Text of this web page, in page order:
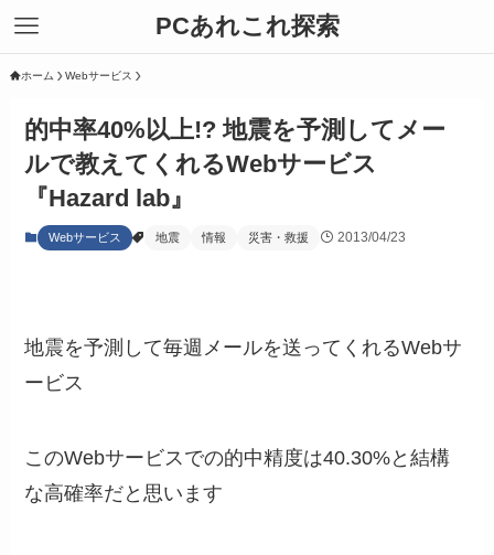
PCあれこれ探索
ホーム Webサービス
的中率40%以上!? 地震を予測してメー
ルで教えてくれるWebサービス
『Hazard lab』
Webサービス 地震 情報 災害・救援 2013/04/23
地震を予測して毎週メールを送ってくれるWebサ
ービス
このWebサービスでの的中精度は40.30%と結構
な高確率だと思います